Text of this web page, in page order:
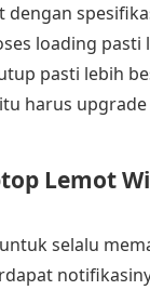
loading pasti
pasti lebih
harus
Lemot
selalu